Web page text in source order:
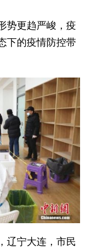
更趋严峻，疫
下的疫情防控带
宁大连，市民